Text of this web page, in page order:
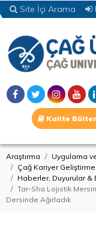
Site İçi Arama
Kalite
Araştırma
Uygulama
Çağ Kariyer
Haberler, Duyurular &
Tar-Sha Lojistik
Dersinde Ağırladık